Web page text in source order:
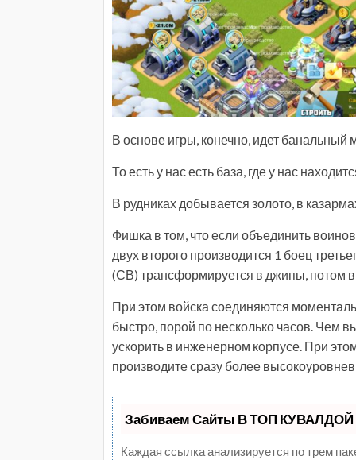
В основе игры, конечно, идет
То есть у нас есть база, где у нас
В рудниках добывается золото, в
Фишка в том, что если объединить
двух второго производится 1 боец
(СВ) трансформируется в джипы, потом
При этом войска соединяются
быстро, порой по несколько часов. Чем
ускорить в инженерном корпусе. При
производите сразу более
Забиваем Сайты В ТОП КУВАЛДОЙ
Каждая ссылка анализируется по трем